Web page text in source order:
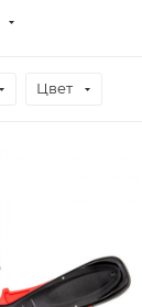
Цвет